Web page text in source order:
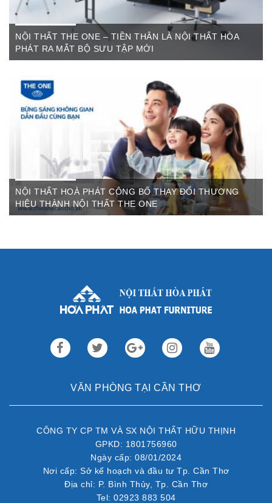
NỘI THẤT THE ONE – TIỀN THÂN LÀ NỘI THẤT HÒA
PHÁT RA MẮT BỘ SƯU TẬP MỚI
The One Cần Thơ Thông báo về việc thay đổi thương hiệu Nội
Thất Hòa Phát Ngày ...
NỘI THẤT HOÀ PHÁT CÔNG BỐ THAY ĐỔI THƯƠNG
HIỆU THÀNH NỘI THẤT THE ONE
VĂN PHÒNG TẠI CẦN THƠ
CÔNG TY CP TM VÀ SX NỘI THẤT HỮU THỊNH
GPKD: 1801756960
Ngày cấp: 08/01/2024
Nơi cấp: Sở kế hoạch và đầu tư Tp. Cần Thơ
Địa chỉ: P. Bình Thủy, Tp. Cần Thơ
Tel: 02923 883 504